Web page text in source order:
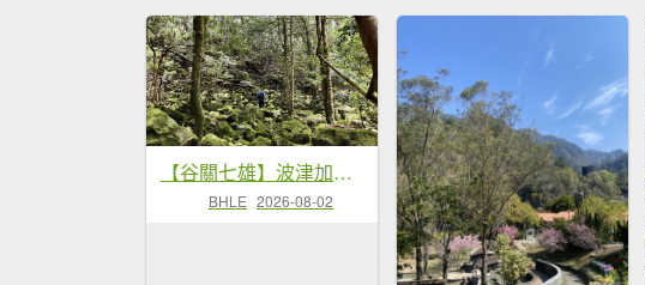
【谷關七雄】波津加接大雪山 - 越過陡坡，自見高峰
BHLE 2026-08-02